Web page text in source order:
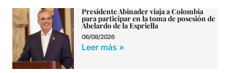
Presidente Abinader viaja a Colombia
para participar en la toma de posesión de
Abelardo de la Espriella
06/08/2026
Leer más »